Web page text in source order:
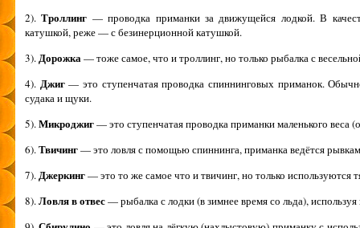
2).Троллинг — проводка приманки за движущейся лодкой. В
катушкой, реже — с безинерционной катушкой.
3).Дорожка— тоже самое, что и троллинг, но только рыбалка с
4). Джиг— это ступенчатая проводка спиннинговых приманок.
судака и щуки.
5).Микроджиг— это ступенчатая проводка приманки маленького веса
6).Твичинг— это ловля с помощью спиннинга, приманка ведётся
7).Джеркинг— это то же самое что и твичинг, но только используются
8).Ловля в отвес— рыбалка с лодки (в зимнее время со льда),